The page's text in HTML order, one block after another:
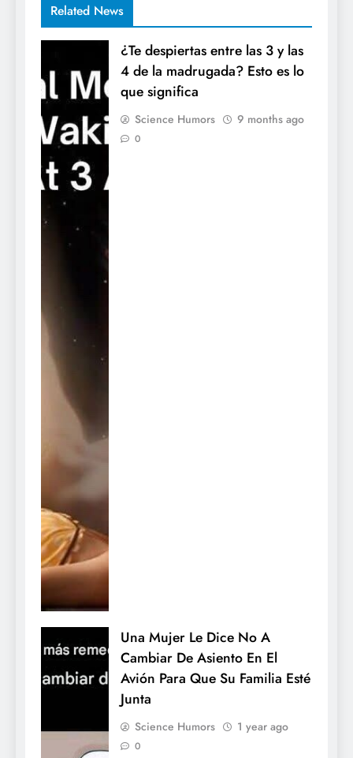
Related News
¿Te despiertas entre las 3 y las
4 de la madrugada? Esto es lo
que significa
Science Humors 9 months ago
0
Una Mujer Le Dice No A
Cambiar De Asiento En El
Avión Para Que Su Familia Esté
Junta
Science Humors 1 year ago
0